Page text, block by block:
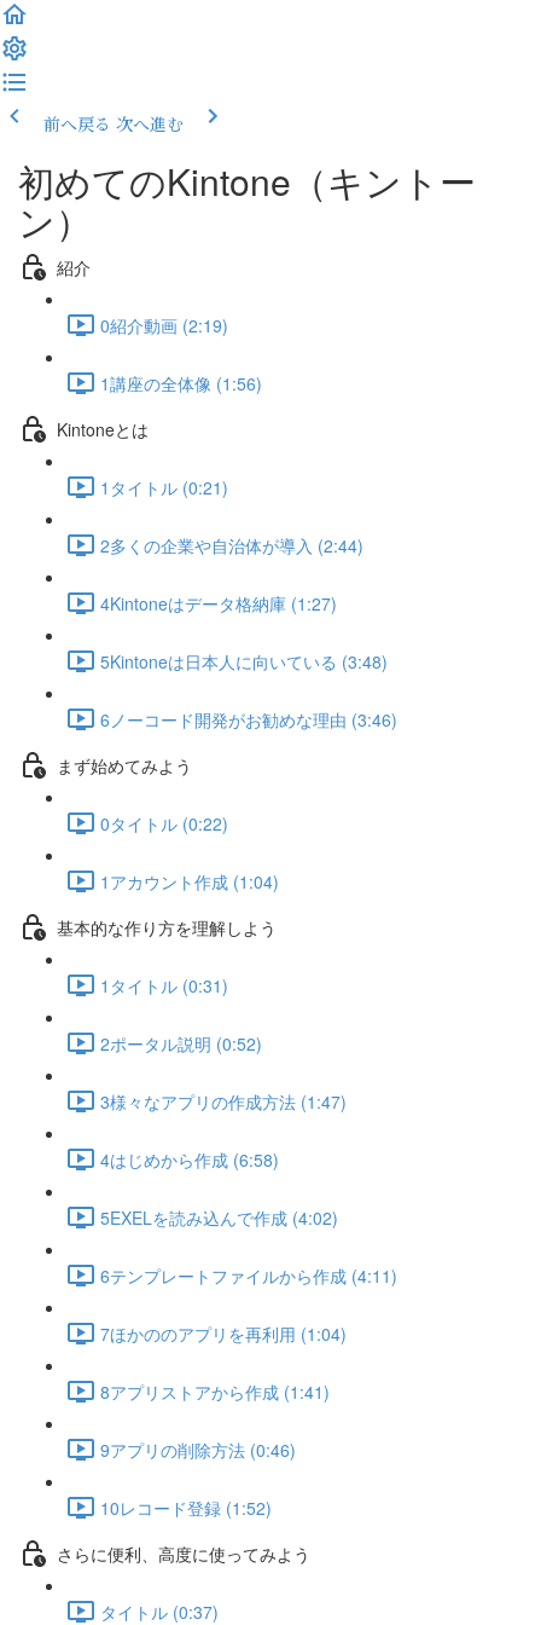
前へ戻る 次へ進む
初めてのKintone（キントー
ン）
紹介
0紹介動画 (2:19)
1講座の全体像 (1:56)
Kintoneとは
1タイトル (0:21)
2多くの企業や自治体が導入 (2:44)
4Kintoneはデータ格納庫 (1:27)
5Kintoneは日本人に向いている (3:48)
6ノーコード開発がお勧めな理由 (3:46)
まず始めてみよう
0タイトル (0:22)
1アカウント作成 (1:04)
基本的な作り方を理解しよう
1タイトル (0:31)
2ポータル説明 (0:52)
3様々なアプリの作成方法 (1:47)
4はじめから作成 (6:58)
5EXELを読み込んで作成 (4:02)
6テンプレートファイルから作成 (4:11)
7ほかののアプリを再利用 (1:04)
8アプリストアから作成 (1:41)
9アプリの削除方法 (0:46)
10レコード登録 (1:52)
さらに便利、高度に使ってみよう
タイトル (0:37)